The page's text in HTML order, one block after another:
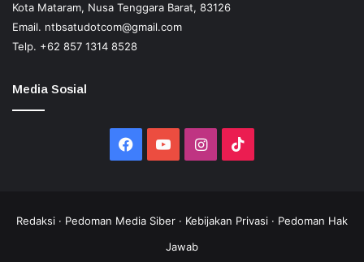
Kota Mataram, Nusa Tenggara Barat, 83126
Email. ntbsatudotcom@gmail.com
Telp. +62 857 1314 8528
Media Sosial
Facebook
YouTubeInstagram
Redaksi · Pedoman Media Siber · Kebijakan Privasi · Pedoman Hak
Jawab